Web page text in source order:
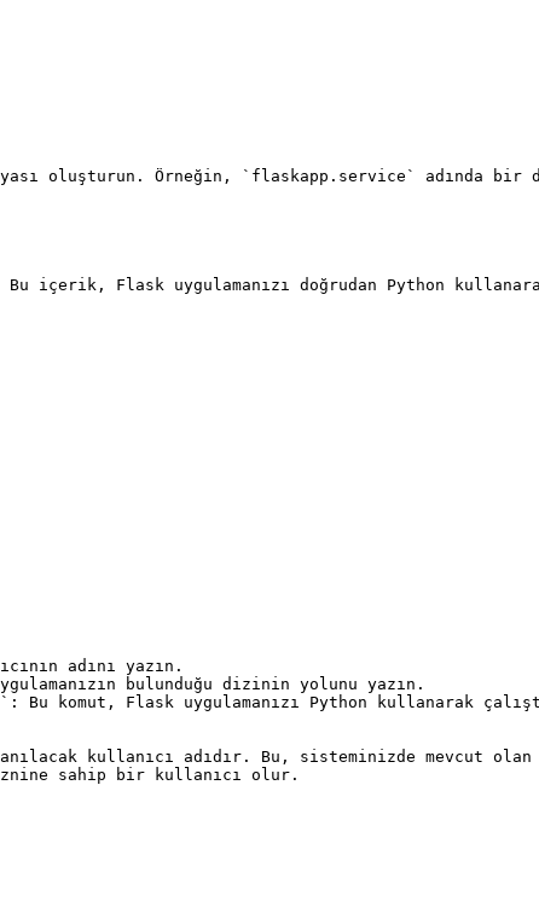
oluşturun. Örneğin, `flaskapp.service` adında bir
içerik, Flask uygulamanızı doğrudan Python
adını yazın.
bulunduğu dizinin yolunu yazın.
komut, Flask uygulamanızı Python kullanarak
kullanıcı adıdır. Bu, sisteminizde mevcut
sahip bir kullanıcı olur.